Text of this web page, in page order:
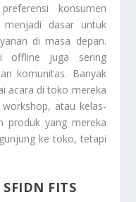
konsumen
dasar untuk
di masa depan.
offline juga sering
komunitas. Banyak
acara di toko mereka
atau kelas-
produk yang mereka
ke toko, tetapi
FITS